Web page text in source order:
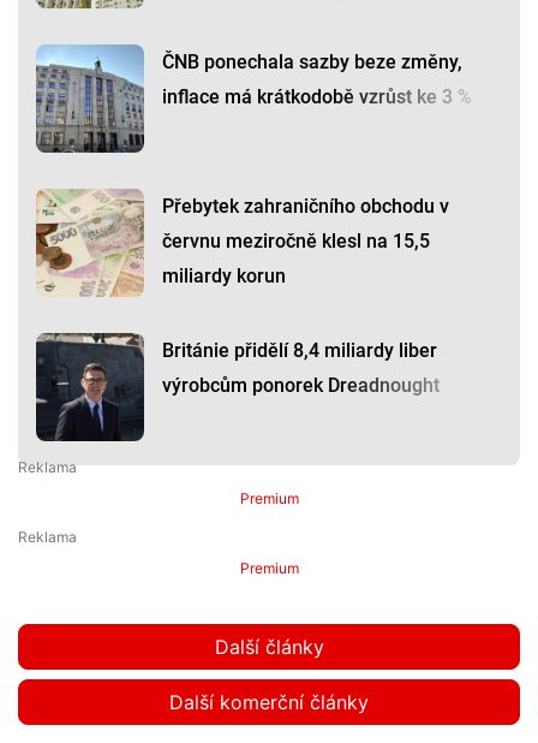
ČNB ponechala sazby beze změny,
inflace má krátkodobě vzrůst ke 3 %
Přebytek zahraničního obchodu v
červnu meziročně klesl na 15,5
miliardy korun
Británie přidělí 8,4 miliardy liber
výrobcům ponorek Dreadnought
Premium
Premium
Další články
Další komerční články